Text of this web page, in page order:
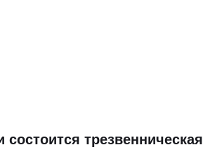
трезвенническая